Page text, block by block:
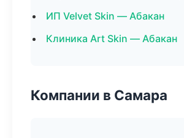
ИП Velvet Skin — Абакан
Клиника Art Skin — Абакан
Компании в Самара